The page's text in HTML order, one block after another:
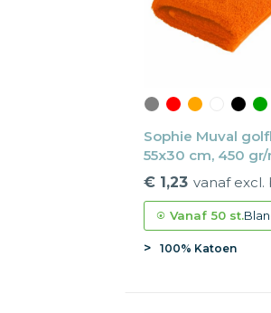
Sophie Muval
55x30 cm, 450 gr/
€ 1,23 vanaf excl.
Vanaf 50 st.
100% Katoen